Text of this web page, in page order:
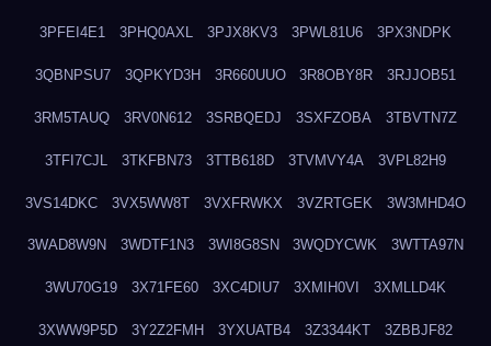
3PFEI4E1 3PHQ0AXL 3PJX8KV3 3PWL81U6 3PX3NDPK
3QBNPSU7 3QPKYD3H 3R660UUO 3R8OBY8R 3RJJOB51
3RM5TAUQ 3RV0N612 3SRBQEDJ 3SXFZOBA 3TBVTN7Z
3TFI7CJL 3TKFBN73 3TTB618D 3TVMVY4A 3VPL82H9
3VS14DKC 3VX5WW8T 3VXFRWKX 3VZRTGEK 3W3MHD4O
3WAD8W9N 3WDTF1N3 3WI8G8SN 3WQDYCWK 3WTTA97N
3WU70G19 3X71FE60 3XC4DIU7 3XMIH0VI 3XMLLD4K
3XWW9P5D 3Y2Z2FMH 3YXUATB4 3Z3344KT 3ZBBJF82